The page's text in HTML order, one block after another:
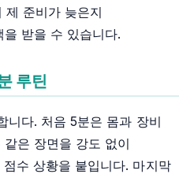
준비가 늦은지
받을 수 있습니다.
루틴
니다. 처음 5분은 몸과 장비
은 장면을 강도 없이
수 상황을 붙입니다. 마지막